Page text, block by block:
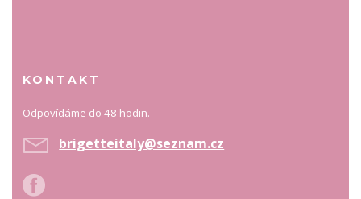
KONTAKT
Odpovídáme do 48 hodin.
brigetteitaly@seznam.cz